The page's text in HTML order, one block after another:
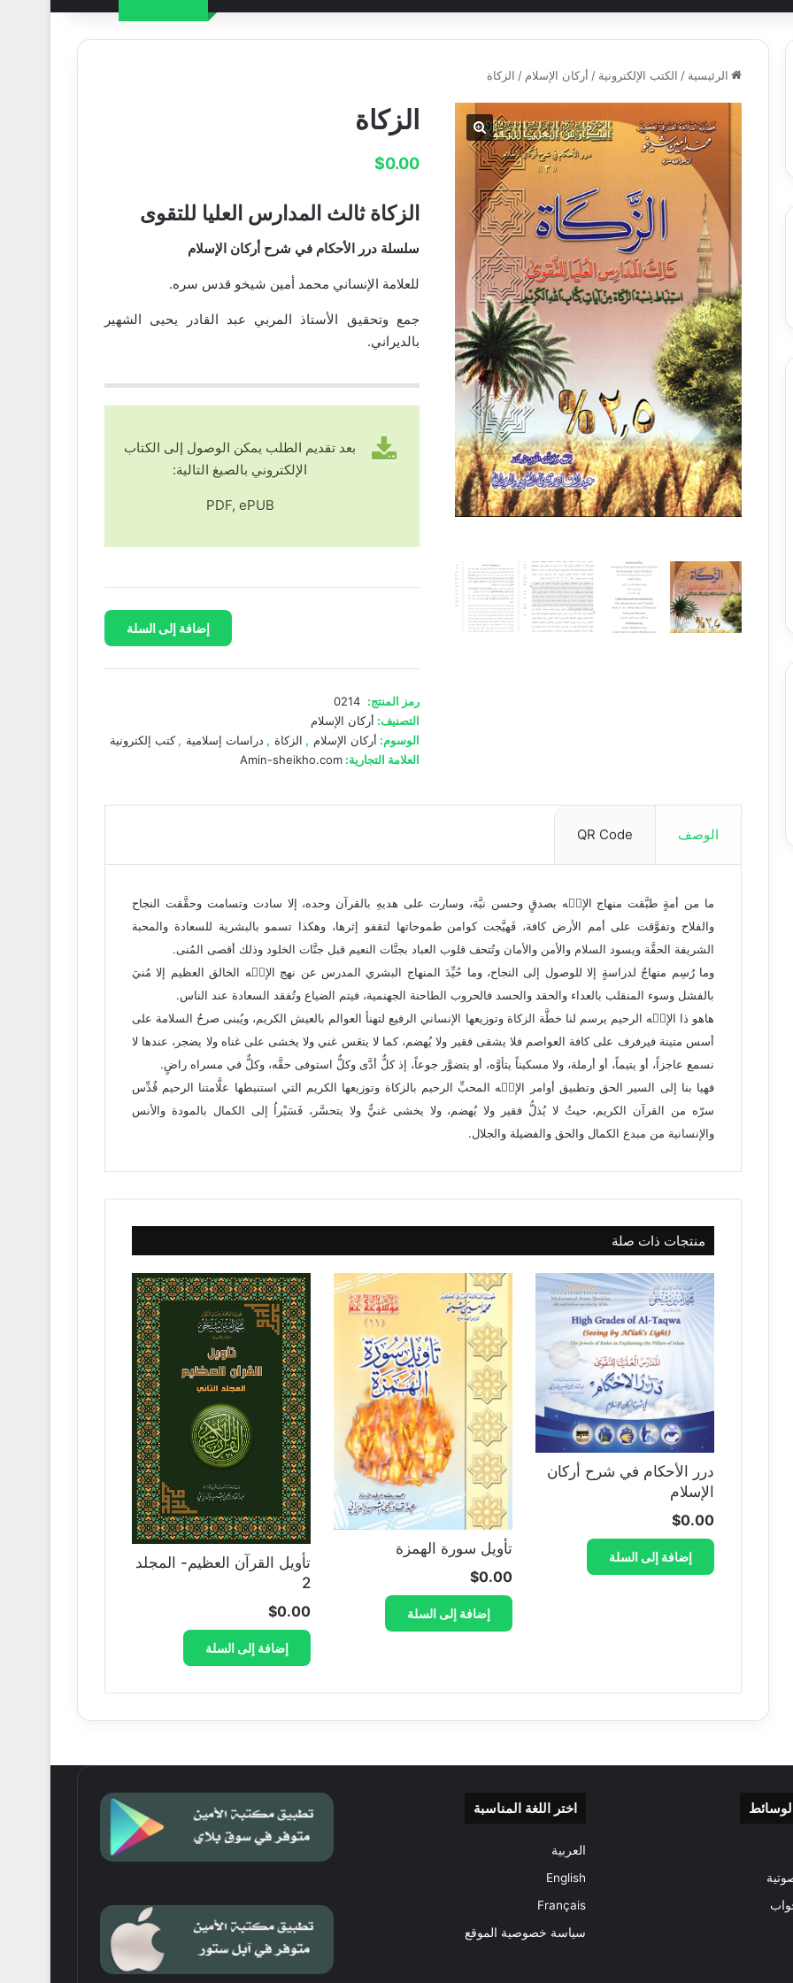
الرئيسية / الكتب الإلكترونية / أركان الإسلام / الزكاة
الزكاة
$0.00
الزكاة ثالث المدارس العليا للتقوى
سلسلة درر الأحكام في شرح أركان الإسلام
للعلامة الإنساني محمد أمين شيخو قدس سره.
جمع وتحقيق الأستاذ المربي عبد القادر يحيى الشهير
بالديراني.
بعد تقديم الطلب يمكن الوصول إلى الكتاب
الإلكتروني بالصيغ التالية:
PDF, ePUB
إضافة إلى السلة
رمز المنتج: 0214
التصنيف: أركان الإسلام
الوسوم: أركان الإسلام , الزكاة , دراسات إسلامية ,كتب إلكترونية
العلامة التجارية: Amin-sheikho.com
الوصف QR Code
ما من أمةٍ طبَّقت منهاج الإلۤه بصدقٍ وحسن نيَّة، وسارت على هديهِ بالقرآن وحده، إلا سادت وتسامت وحقَّقت النجاح
والفلاح وتفوَّقت على أمم الأرض كافة، فَهيَّجت كوامن طموحاتها لتقفو إثرها، وهكذا تسمو بالبشرية للسعادة والمحبة
الشريفة الحقَّة ويسود السلام والأمن والأمان وتُتحف قلوب العباد بجنَّات النعيم قبل جنَّات الخلود وذلك أقصى المُنى.
وما رُسِم منهاجٌ لدراسةٍ إلا للوصول إلى النجاح، وما حُيِّدَ المنهاج البشري المدرس عن نهج الإلۤه الخالق العظيم إلا مُنيَ
بالفشل وسوء المنقلب بالعداء والحقد والحسد فالحروب الطاحنة الجهنمية، فيتم الضياع وتُفقد السعادة عند الناس.
هاهو ذا الإلۤه الرحيم يرسم لنا خطَّة الزكاة وتوزيعها الإنساني الرفيع لتهنأ العوالم بالعيش الكريم، ويُبنى صرحُ السلامة على
أسس متينة فيرفرف على كافة العواصم فلا يشقى فقير ولا يُهضم، كما لا يتعَس غني ولا يخشى على غناه ولا يضجر، عندها لا
نسمع عاجزاً، أو يتيماً، أو أرملة، ولا مسكيناً يتأوَّه، أو يتضوَّر جوعاً، إذ كلٌّ أدَّى وكلٌّ استوفى حقَّه، وكلٌّ في مسراه راضٍ.
فهيا بنا إلى السير الحق وتطبيق أوامر الإلۤه المحبِّ الرحيم بالزكاة وتوزيعها الكريم التي استنبطها علَّامتنا الرحيم قُدِّس
سرّه من القرآن الكريم، حيثُ لا يُذلُّ فقير ولا يُهضم، ولا يخشى غنيٌّ ولا يتحسَّر، فَسَيْراُ إلى الكمال بالمودة والأنس
والإنسانية من مبدع الكمال والحق والفضيلة والجلال.
منتجات ذات صلة
درر الأحكام في شرح أركان
الإسلام
$0.00
إضافة إلى السلة
تأويل سورة الهمزة
$0.00
إضافة إلى السلة
تأويل القرآن العظيم- المجلد
2
$0.00
إضافة إلى السلة
اختر اللغة المناسبة
العربية
English
Français
سياسة خصوصية الموقع